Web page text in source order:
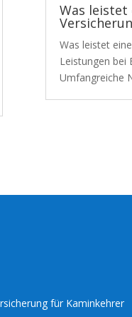
Was leistet
Was leistet
Leistungen bei
Umfangreiche
für Kaminkehrer